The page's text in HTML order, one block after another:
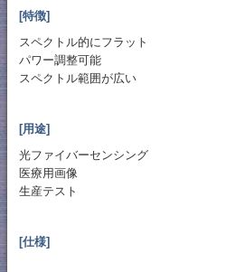
[特徴]
スペクトル的にフラット
パワー調整可能
スペクトル範囲が広い
[用途]
光ファイバーセンシング
医療用画像
生産テスト
[仕様]